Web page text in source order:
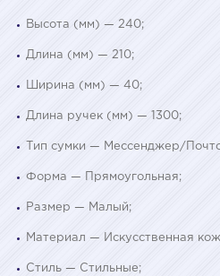
Высота (мм) — 240;
Длина (мм) — 210;
Ширина (мм) — 40;
Длина ручек (мм) — 1300;
Тип сумки — Мессенджер/
Форма — Прямоугольная;
Размер — Малый;
Материал — Искусственная
Стиль — Стильные;